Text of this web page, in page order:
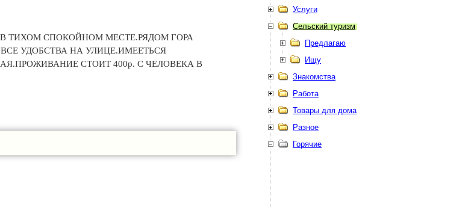
ТИХОМ СПОКОЙНОМ МЕСТЕ.РЯДОМ ГОРА
УДОБСТВА НА УЛИЦЕ.ИМЕЕТЬСЯ
СТОИТ 400р. С ЧЕЛОВЕКА В
Услуги
Сельский туризм
Предлагаю
Ищу
Знакомства
Работа
Товары для дома
Разное
Горячие